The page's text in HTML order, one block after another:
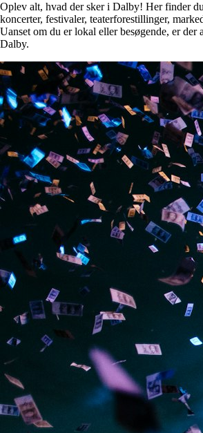
Oplev alt, hvad der sker i Dalby! Her finder
koncerter, festivaler, teaterforestillinger,
Uanset om du er lokal eller besøgende, er der
Dalby.